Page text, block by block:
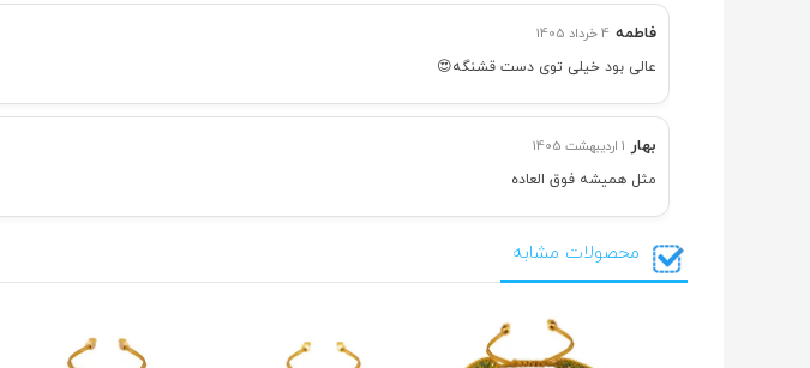
فاطمه 4 خرداد 1405
عالی بود خیلی توی دست قشنگه😍
بهار 1 اردیبهشت 1405
مثل همیشه فوق العاده
محصولات مشابه